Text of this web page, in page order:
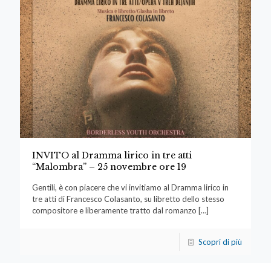
INVITO al Dramma lirico in tre atti
“Malombra” – 25 novembre ore 19
Gentili, è con piacere che vi invitiamo al Dramma lirico in
tre atti di Francesco Colasanto, su libretto dello stesso
compositore e liberamente tratto dal romanzo […]
Scopri di più